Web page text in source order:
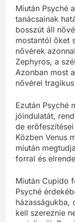
Miután Psyché
tanácsainak
bosszút áll
mostantól őket
nővérek
Zephyros, a
Azonban most
nővérei
Ezután Psyché
jóindulatát,
de
Közben Venus
miután
forral és
Miután Cupido
Psyché
házasságukba,
kell szereznie